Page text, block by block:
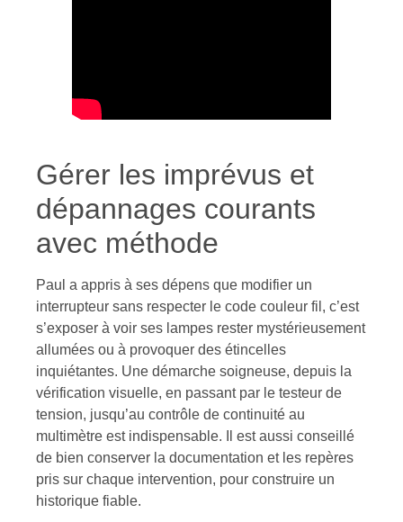
Gérer les imprévus et
dépannages courants
avec méthode
Paul a appris à ses dépens que modifier un
interrupteur sans respecter le code couleur fil, c’est
s’exposer à voir ses lampes rester mystérieusement
allumées ou à provoquer des étincelles
inquiétantes. Une démarche soigneuse, depuis la
vérification visuelle, en passant par le testeur de
tension, jusqu’au contrôle de continuité au
multimètre est indispensable. Il est aussi conseillé
de bien conserver la documentation et les repères
pris sur chaque intervention, pour construire un
historique fiable.